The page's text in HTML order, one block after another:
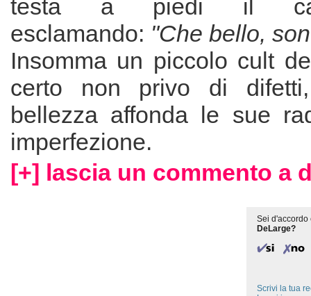
testa a piedi il
esclamando: "Che bello,
Insomma un piccolo cult
certo non privo di
bellezza affonda le sue
imperfezione.
[+] lascia un commento a
Sei d'accordo
DeLarge?
Scrivi la tua